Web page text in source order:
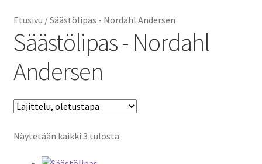
Etusivu /Säästölipas - Nordahl Andersen
Säästölipas - Nordahl
Andersen
Näytetään kaikki 3 tulosta